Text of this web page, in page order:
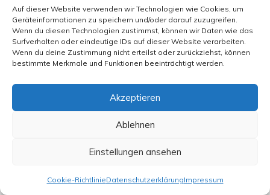
Auf dieser Website verwenden wir Technologien wie Cookies, um
Geräteinformationen zu speichern und/oder darauf zuzugreifen.
Wenn du diesen Technologien zustimmst, können wir Daten wie das
Surfverhalten oder eindeutige IDs auf dieser Website verarbeiten.
Wenn du deine Zustimmung nicht erteilst oder zurückziehst, können
bestimmte Merkmale und Funktionen beeinträchtigt werden.
Akzeptieren
Ablehnen
Einstellungen ansehen
Cookie-RichtlinieDatenschutzerklärungImpressum
Man mag zur 5%-Hürde bei Wahlen nach den
diesmaligen Ergebnissen durchaus Bedenken äußern.
Aber eines sollte man sich immer vor Augen halten :
Wer die Bedingungen nicht erfüllt, gehört nicht dazu, darf
nicht mitspielen ! Er hat eben nicht genug Masse hinter
sich gebracht…
Das hat auch etwas für sich. Oder wollen wir eine z.B.
„20%-Partei“, die sich mühsam vier bis fünf weitere
kleine Parteien suchen muss, um eine Mehrheit zu bilden